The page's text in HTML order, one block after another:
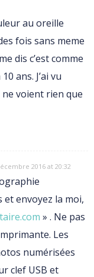
au oreille
fois sans meme
dis c’est comme
ans. J’ai vu
ne voient rien que
2016 at 20:32
envoyez la moi,
» . Ne pas
Les
numérisées
clef USB et